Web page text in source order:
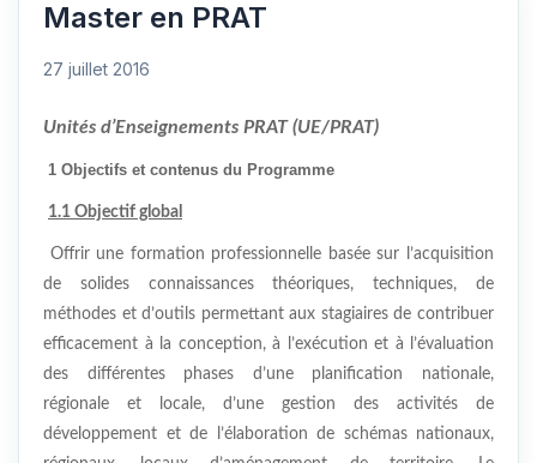
Master en PRAT
27 juillet 2016
Unités d’Enseignements PRAT (UE/PRAT)
1 Objectifs et contenus du Programme
1.1 Objectif global
Offrir une formation professionnelle basée sur l’acquisition
de solides connaissances théoriques, techniques, de
méthodes et d’outils permettant aux stagiaires de contribuer
efficacement à la conception, à l’exécution et à l’évaluation
des différentes phases d’une planification nationale,
régionale et locale, d’une gestion des activités de
développement et de l’élaboration de schémas nationaux,